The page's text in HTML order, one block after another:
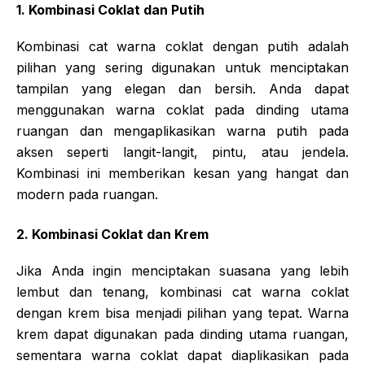
1. Kombinasi Coklat dan Putih
Kombinasi cat warna coklat dengan putih adalah
pilihan yang sering digunakan untuk menciptakan
tampilan yang elegan dan bersih. Anda dapat
menggunakan warna coklat pada dinding utama
ruangan dan mengaplikasikan warna putih pada
aksen seperti langit-langit, pintu, atau jendela.
Kombinasi ini memberikan kesan yang hangat dan
modern pada ruangan.
2. Kombinasi Coklat dan Krem
Jika Anda ingin menciptakan suasana yang lebih
lembut dan tenang, kombinasi cat warna coklat
dengan krem bisa menjadi pilihan yang tepat. Warna
krem dapat digunakan pada dinding utama ruangan,
sementara warna coklat dapat diaplikasikan pada